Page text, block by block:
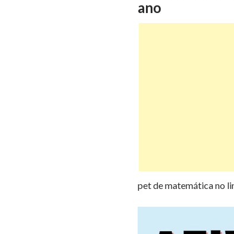
ano
pet de matemática no